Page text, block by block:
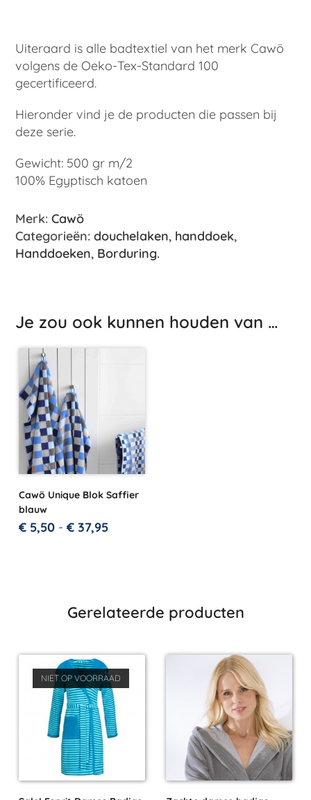
Uiteraard is alle badtextiel van het merk Cawö
volgens de Oeko-Tex-Standard 100
gecertificeerd.
Hieronder vind je de producten die passen bij
deze serie.
Gewicht: 500 gr m/2
100% Egyptisch katoen
Merk:Cawö
Categorieën:douchelaken, handdoek,
Handdoeken, Borduring.
Je zou ook kunnen houden van …
Cawö Unique Blok Saffier
blauw
€ 5,50 - € 37,95
Gerelateerde producten
NIET OP VOORRAAD